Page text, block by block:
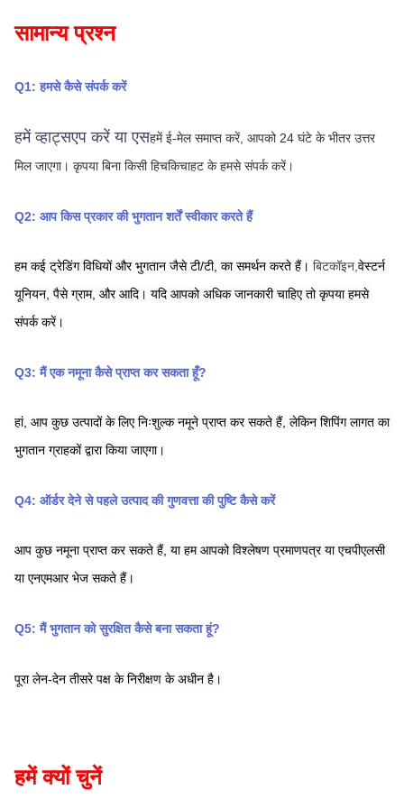
सामान्य प्रश्न
Q1: हमसे कैसे संपर्क करें
हमें व्हाट्सएप करें या एसहमें ई-मेल समाप्त करें, आपको 24 घंटे के भीतर उत्तर
मिल जाएगा। कृपया बिना किसी हिचकिचाहट के हमसे संपर्क करें।
Q2: आप किस प्रकार की भुगतान शर्तें स्वीकार करते हैं
हम कई ट्रेडिंग विधियों और भुगतान जैसे टी/टी, का समर्थन करते हैं। बिटकॉइन, वेस्टर्न
यूनियन, पैसे ग्राम, और आदि। यदि आपको अधिक जानकारी चाहिए तो कृपया हमसे
संपर्क करें।
Q3: मैं एक नमूना कैसे प्राप्त कर सकता हूँ?
हां, आप कुछ उत्पादों के लिए निःशुल्क नमूने प्राप्त कर सकते हैं, लेकिन शिपिंग लागत का
भुगतान ग्राहकों द्वारा किया जाएगा।
Q4: ऑर्डर देने से पहले उत्पाद की गुणवत्ता की पुष्टि कैसे करें
आप कुछ नमूना प्राप्त कर सकते हैं, या हम आपको विश्लेषण प्रमाणपत्र या एचपीएलसी
या एनएमआर भेज सकते हैं।
Q5: मैं भुगतान को सुरक्षित कैसे बना सकता हूं?
पूरा लेन-देन तीसरे पक्ष के निरीक्षण के अधीन है।
हमें क्यों चुनें